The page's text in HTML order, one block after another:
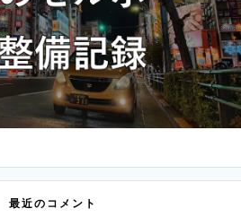
最近のコメント